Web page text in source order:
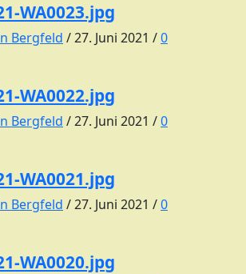
WA0023.jpg
Bergfeld /27. Juni 2021 /0
WA0022.jpg
Bergfeld /27. Juni 2021 /0
WA0021.jpg
Bergfeld /27. Juni 2021 /0
WA0020.jpg